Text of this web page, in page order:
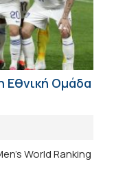
Εθνική Ομάδα
World Ranking